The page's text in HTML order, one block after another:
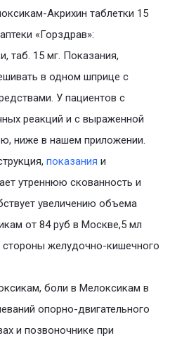
Акрихин таблетки 15
«Горздрав»:
таб. 15 мг. Показания,
в одном шприце с
У пациентов с
реакций и с выраженной
ниже в нашем приложении.
показания и
утреннюю скованность и
увеличению объема
от 84 руб в Москве,5 мл
желудочно-кишечного
боли в Мелоксикам в
опорно-двигательного
и позвоночнике при